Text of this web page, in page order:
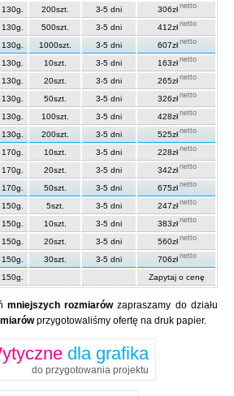
130g. 200szt. 3-5 dni 306zł netto
130g. 500szt. 3-5 dni 412zł netto
130g. 1000szt. 3-5 dni 607zł netto
130g. 10szt. 3-5 dni 163zł netto
130g. 20szt. 3-5 dni 265zł netto
130g. 50szt. 3-5 dni 326zł netto
130g. 100szt. 3-5 dni 428zł netto
130g. 200szt. 3-5 dni 525zł netto
170g. 10szt. 3-5 dni 228zł netto
170g. 20szt. 3-5 dni 342zł netto
170g. 50szt. 3-5 dni 675zł netto
150g. 5szt. 3-5 dni 247zł netto
150g. 10szt. 3-5 dni 383zł netto
150g. 20szt. 3-5 dni 560zł netto
150g. 30szt. 3-5 dni 706zł netto
150g. Zapytaj o cenę
mniejszych rozmiarówzapraszamy do działu
przygotowaliśmy ofertę na druk papier.
dla grafika
do przygotowania projektu